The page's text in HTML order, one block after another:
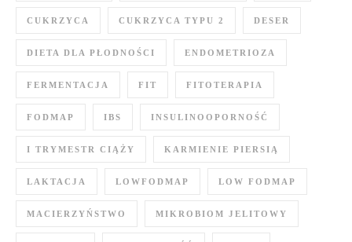
CUKRZYCA CUKRZYCA TYPU 2 DESER
DIETA DLA PŁODNOŚCI ENDOMETRIOZA
FERMENTACJA FIT FITOTERAPIA
FODMAP IBS INSULINOOPORNOŚĆ
I TRYMESTR CIĄŻY KARMIENIE PIERSIĄ
LAKTACJA LOWFODMAP LOW FODMAP
MACIERZYŃSTWO MIKROBIOM JELITOWY